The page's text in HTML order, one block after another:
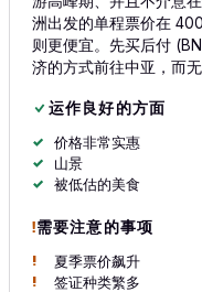
洲出发的单程票价在
则更便宜。先买后付
济的方式前往中亚，而
运作良好的方面
价格非常实惠
山景
被低估的美食
需要注意的事项
夏季票价飙升
签证种类繁多